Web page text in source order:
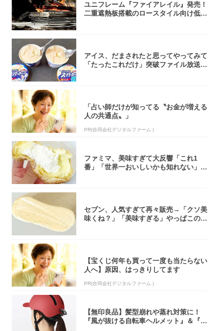
ユニフレーム『ファイアレイル』発売！
二重遮熱板搭載のロースタイル向け低型
アイス、だまされたと思ってやってみて
「たったこれだけ」突破ファイル放送で
「占い師だけが知ってる〝お金が増える
人の共通点〟」
PR(合同会社デジタルファーム )
ファミマ、美味すぎて大反響「これ1
番」「世界一おいしいかも知れない」
セブン、人気すぎて再々販売→「クソ美
味くね？」「美味すぎる」やっぱこのク
【宝くじ何年も買って一度も当たらない
人へ】原因、はっきりしてます
PR(合同会社デジタルファーム )
【無印良品】髪型崩れや蒸れ対策に！
『風が抜ける自転車ヘルメット』＆『2